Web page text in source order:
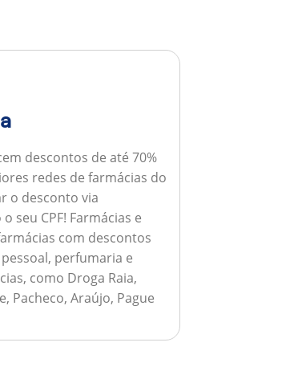
descontos de até 70%
redes de farmácias do
o desconto via
seu CPF! Farmácias e
com descontos
perfumaria e
como Droga Raia,
Pacheco, Araújo, Pague